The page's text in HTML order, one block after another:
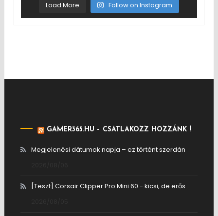
Load More Follow on Instagram
GAMER365.HU – CSATLAKOZZ HOZZÁNK !
Megjelenési dátumok napja – ez történt szerdán
[Teszt] Corsair Clipper Pro Mini 60 - kicsi, de erős